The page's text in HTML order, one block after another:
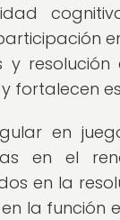
y
fortalecen
en
en el
en la
la función